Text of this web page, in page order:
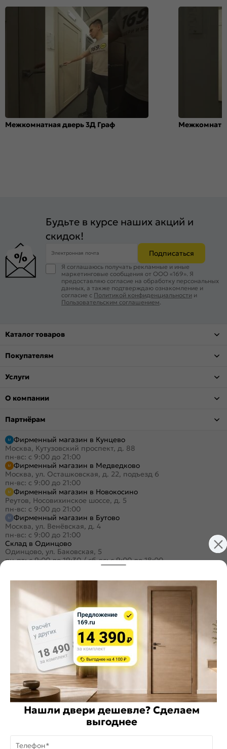
Межкомнатная дверь 3Д Граф
Будьте в курсе наших акций и
скидок!
Электронная почта Подписаться
Я соглашаюсь получать рекламные и иные
маркетинговые сообщения от ООО «169». Я
предоставляю согласие на обработку персональных
данных, а также подтверждаю ознакомление и
согласие с Политикой конфиденциальности и
Пользовательским соглашением
Каталог товаров
Покупателям
Услуги
О компании
Партнёрам
Фирменный магазин в Кунцево
Москва, Кутузовский проспект, д. 88
пн-вс: с 9:00 до 21:00
Фирменный магазин в Медведково
Москва, ул. Осташковская, д. 22, подъезд 6
пн-вс: с 9:00 до 21:00
Фирменный магазин в Новокосино
Реутов, Носовихинское шоссе, д. 5
пн-вс: с 9:00 до 21:00
Фирменный магазин в Бутово
Москва, ул. Венёвская, д. 4
пн-вс: с 9:00 до 21:00
Склад в Одинцово
Одинцово, ул. Баковская, 5
пн-пт: с 9:00 до 19:30/сб-вс: с 9:00 до 18:00
+7 (495) 984-16-99
Заказать звонок
Стать дилером
Расскажите о нас
Поделиться
Оцените магазин
ИКС 1340
© 2010—2026 Склад Дверей 169.RU
Нашли двери дешевле? Сделаем
выгоднее
Телефон*